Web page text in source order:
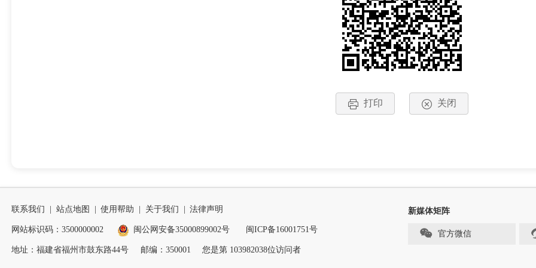
打印 关闭
联系我们 站点地图 使用帮助 关于我们 法律声明
网站标识码：3500000002 闽公网安备35000899002号 闽ICP备16001751号
地址：福建省福州市鼓东路44号 邮编：350001 您是第 103982038位访问者
新媒体矩阵
官方微信